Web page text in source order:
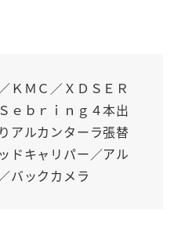
ＫＭＣ／ＸＤＳＥＲ
ｅｂｒｉｎｇ４本出
アルカンターラ張替
ドキャリパー／アル
バックカメラ